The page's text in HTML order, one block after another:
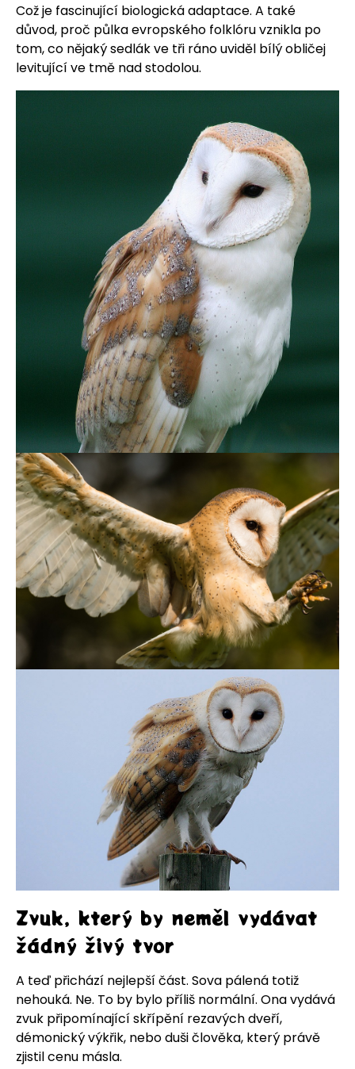
Což je fascinující biologická adaptace. A také
důvod, proč půlka evropského folklóru vznikla po
tom, co nějaký sedlák ve tři ráno uviděl bílý obličej
levitující ve tmě nad stodolou.
Zvuk, který by neměl vydávat
žádný živý tvor
A teď přichází nejlepší část. Sova pálená totiž
nehouká. Ne. To by bylo příliš normální. Ona vydává
zvuk připomínající skřípění rezavých dveří,
démonický výkřik, nebo duši člověka, který právě
zjistil cenu másla.